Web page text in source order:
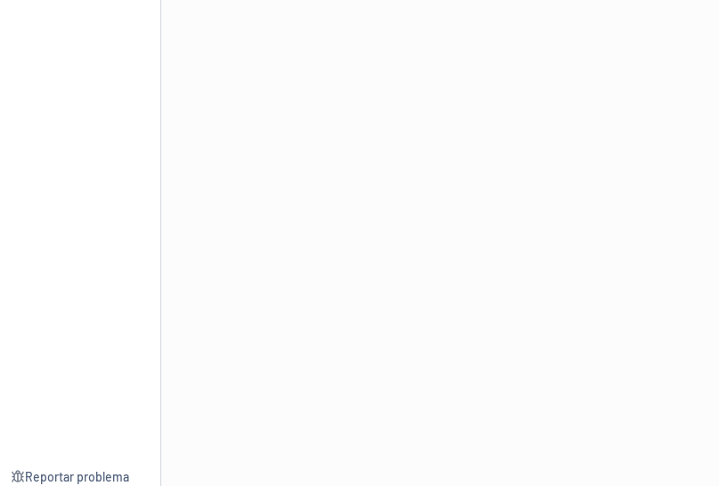
Reportar problema